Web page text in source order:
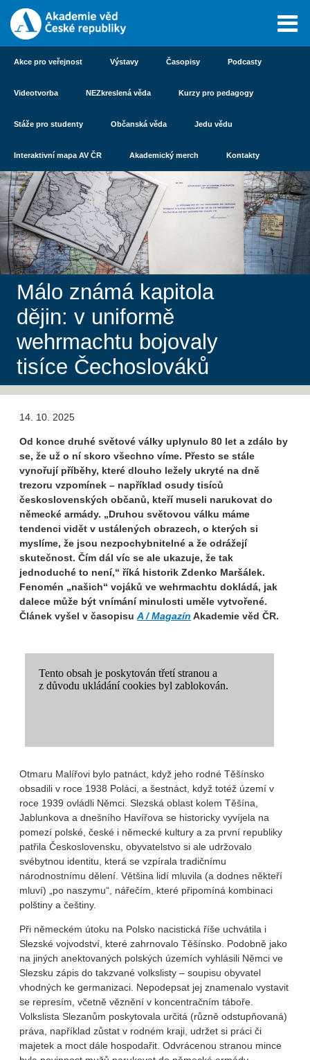
Akce pro veřejnost Výstavy Časopisy Podcasty
Videotvorba NEZkreslená věda Kurzy pro pedagogy
Stáže pro studenty Občanská věda Jedu vědu
Interaktivní mapa AV ČR Akademický merch Kontakty
Málo známá kapitola
dějin: v uniformě
wehrmachtu bojovaly
tisíce Čechoslováků
14. 10. 2025
Od konce druhé světové války uplynulo 80 let a zdálo by
se, že už o ní skoro všechno víme. Přesto se stále
vynořují příběhy, které dlouho ležely ukryté na dně
trezoru vzpomínek – například osudy tisíců
československých občanů, kteří museli narukovat do
německé armády. „Druhou světovou válku máme
tendenci vidět v ustálených obrazech, o kterých si
myslíme, že jsou nezpochybnitelné a že odrážejí
skutečnost. Čím dál víc se ale ukazuje, že tak
jednoduché to není,“ říká historik Zdenko Maršálek.
Fenomén „našich“ vojáků ve wehrmachtu dokládá, jak
dalece může být vnímání minulosti uměle vytvořené.
Článek vyšel v časopisu A / Magazín Akademie věd ČR.
Otmaru Malířovi bylo patnáct, když jeho rodné Těšínsko
obsadili v roce 1938 Poláci, a šestnáct, když totéž území v
roce 1939 ovládli Němci. Slezská oblast kolem Těšína,
Jablunkova a dnešního Havířova se historicky vyvíjela na
pomezí polské, české i německé kultury a za první republiky
patřila Československu, obyvatelstvo si ale udržovalo
svébytnou identitu, která se vzpírala tradičnímu
národnostnímu dělení. Většina lidí mluvila (a dodnes někteří
mluví) „po naszymu“, nářečím, které připomíná kombinaci
polštiny a češtiny.
Při německém útoku na Polsko nacistická říše uchvátila i
Slezské vojvodství, které zahrnovalo Těšínsko. Podobně jako
na jiných anektovaných polských územích vyhlásili Němci ve
Slezsku zápis do takzvané volkslisty – soupisu obyvatel
vhodných ke germanizaci. Nepodepsat jej znamenalo vystavit
se represím, včetně věznění v koncentračním táboře.
Volkslista Slezanům poskytovala určitá (různě odstupňovaná)
práva, například zůstat v rodném kraji, udržet si práci či
majetek a moct dále hospodařit. Odvrácenou stranou mince